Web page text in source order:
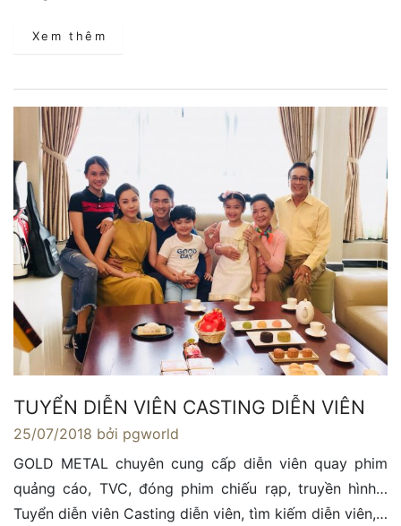
Xem thêm
TUYỂN DIỄN VIÊN CASTING DIỄN VIÊN
25/07/2018 bởi pgworld
GOLD METAL chuyên cung cấp diễn viên quay phim
quảng cáo, TVC, đóng phim chiếu rạp, truyền hình…
Tuyển diễn viên Casting diễn viên, tìm kiếm diễn viên,…